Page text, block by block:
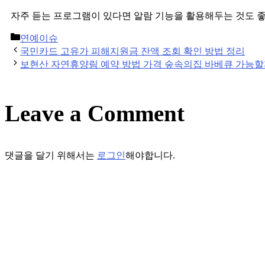
자주 듣는 프로그램이 있다면 알람 기능을 활용해두는 것도
Categories
연예이슈
Post
navigation
국민카드 고유가 피해지원금 잔액 조회 확인 방법 정리
보현산 자연휴양림 예약 방법 가격 숲속의집 바베큐 가능
Leave a Comment
댓글을 달기 위해서는 로그인해야합니다.